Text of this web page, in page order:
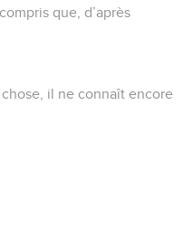
que, d’après
il ne connaît encore